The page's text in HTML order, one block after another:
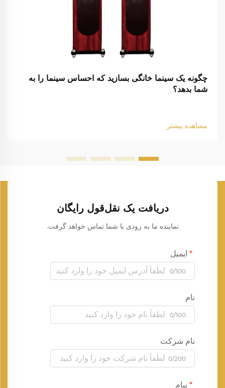
چگونه یک سینما خانگی بسازید که احساس سینما را به
شما بدهد؟
مشاهده بیشتر
دریافت یک نقل‌قول رایگان
نماینده ما به زودی با شما تماس خواهد گرفت.
ایمیل
0/100
نام
0/100
نام شرکت
0/200
پیام